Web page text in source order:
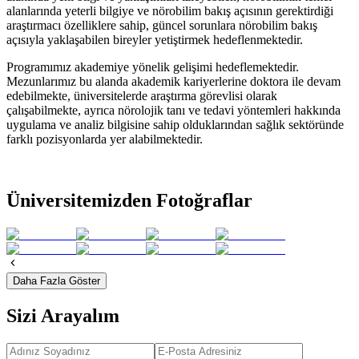
alanlarında yeterli bilgiye ve nörobilim bakış açısının gerektirdiği
araştırmacı özelliklere sahip, güncel sorunlara nörobilim bakış
açısıyla yaklaşabilen bireyler yetiştirmek hedeflenmektedir.
Programımız akademiye yönelik gelişimi hedeflemektedir.
Mezunlarımız bu alanda akademik kariyerlerine doktora ile devam
edebilmekte, üniversitelerde araştırma görevlisi olarak
çalışabilmekte, ayrıca nörolojik tanı ve tedavi yöntemleri hakkında
uygulama ve analiz bilgisine sahip olduklarından sağlık sektöründe
farklı pozisyonlarda yer alabilmektedir.
Üniversitemizden Fotoğraflar
Daha Fazla Göster
Sizi Arayalım